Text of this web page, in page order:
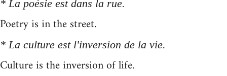
* La poésie est dans la rue.
Poetry is in the street.
* La culture est l'inversion de la vie.
Culture is the inversion of life.